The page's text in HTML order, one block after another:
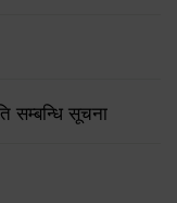
सम्बन्धि सूचना